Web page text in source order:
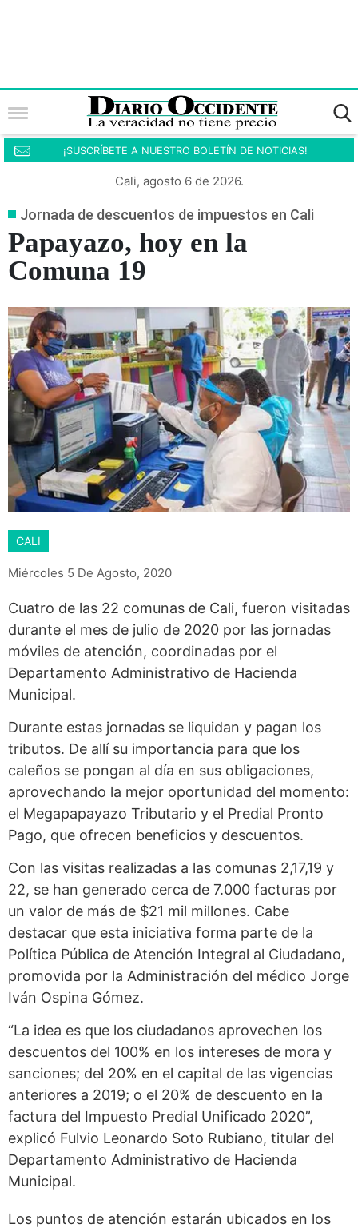
¡SUSCRÍBETE A NUESTRO BOLETÍN DE NOTICIAS!
Cali, agosto 6 de 2026.
Jornada de descuentos de impuestos en Cali
Papayazo, hoy en la
Comuna 19
CALI
Miércoles 5 De Agosto, 2020
Cuatro de las 22 comunas de Cali, fueron visitadas
durante el mes de julio de 2020 por las jornadas
móviles de atención, coordinadas por el
Departamento Administrativo de Hacienda
Municipal.
Durante estas jornadas se liquidan y pagan los
tributos. De allí su importancia para que los
caleños se pongan al día en sus obligaciones,
aprovechando la mejor oportunidad del momento:
el Megapapayazo Tributario y el Predial Pronto
Pago, que ofrecen beneficios y descuentos.
Con las visitas realizadas a las comunas 2,17,19 y
22, se han generado cerca de 7.000 facturas por
un valor de más de $21 mil millones. Cabe
destacar que esta iniciativa forma parte de la
Política Pública de Atención Integral al Ciudadano,
promovida por la Administración del médico Jorge
Iván Ospina Gómez.
“La idea es que los ciudadanos aprovechen los
descuentos del 100% en los intereses de mora y
sanciones; del 20% en el capital de las vigencias
anteriores a 2019; o el 20% de descuento en la
factura del Impuesto Predial Unificado 2020”,
explicó Fulvio Leonardo Soto Rubiano, titular del
Departamento Administrativo de Hacienda
Municipal.
Los puntos de atención estarán ubicados en los